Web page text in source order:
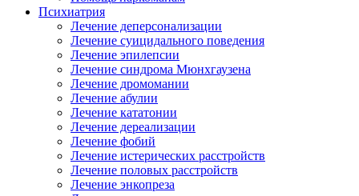
Психиатрия
Лечение деперсонализации
Лечение суицидального поведения
Лечение эпилепсии
Лечение синдрома Мюнхгаузена
Лечение дромомании
Лечение абулии
Лечение кататонии
Лечение дереализации
Лечение фобий
Лечение истерических расстройств
Лечение половых расстройств
Лечение энкопреза